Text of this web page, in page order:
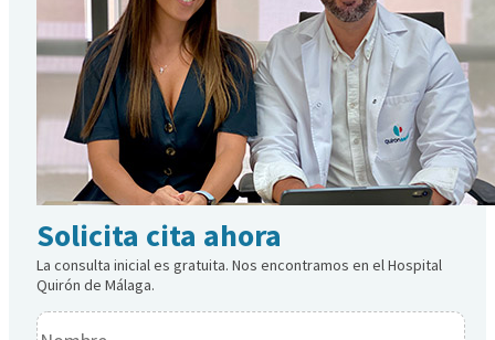
Solicita cita ahora
La consulta inicial es gratuita. Nos encontramos en el Hospital
Quirón de Málaga.